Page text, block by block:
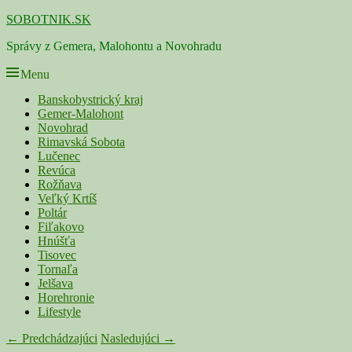
Skip
content
SOBOTNIK.SK
Správy z Gemera, Malohontu a Novohradu
Menu
Primárne
menu
Banskobystrický kraj
Gemer-Malohont
Novohrad
Rimavská Sobota
Lučenec
Revúca
Rožňava
Veľký Krtíš
Poltár
Fiľakovo
Hnúšťa
Tisovec
Tornaľa
Jelšava
Horehronie
Lifestyle
Navigácia
← Predchádzajúci Nasledujúci →